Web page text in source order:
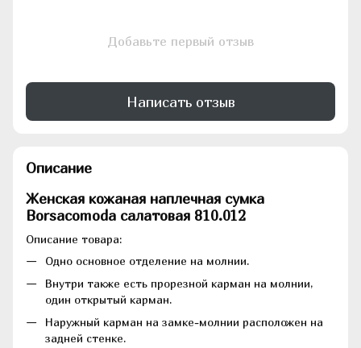
Добавьте первый отзыв
Написать отзыв
Описание
Женская кожаная наплечная сумка
Borsacomoda салатовая 810.012
Описание товара:
Одно основное отделение на молнии.
Внутри также есть прорезной карман на молнии,
один открытый карман.
Наружный карман на замке-молнии расположен на
задней стенке.